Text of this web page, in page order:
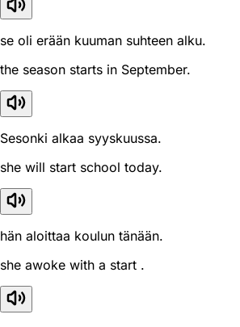
se oli erään kuuman suhteen alku.
the season starts in September.
Sesonki alkaa syyskuussa.
she will start school today.
hän aloittaa koulun tänään.
she awoke with a start .